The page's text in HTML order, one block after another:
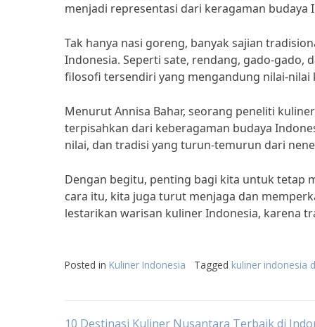
menjadi representasi dari keragaman budaya
Tak hanya nasi goreng, banyak sajian
Indonesia. Seperti sate, rendang, gado-gado,
filosofi tersendiri yang mengandung nilai-nilai
Menurut Annisa Bahar, seorang peneliti
terpisahkan dari keberagaman budaya
nilai, dan tradisi yang turun-temurun dari
Dengan begitu, penting bagi kita untuk tetap
cara itu, kita juga turut menjaga dan
lestarikan warisan kuliner Indonesia, karena
Posted in Kuliner Indonesia Tagged kuliner indonesia
10 Destinasi Kuliner Nusantara Terbaik di